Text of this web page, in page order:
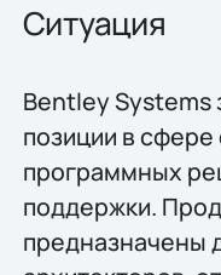
Ситуация
Bentley
позиции в
программных
поддержки.
предназначены